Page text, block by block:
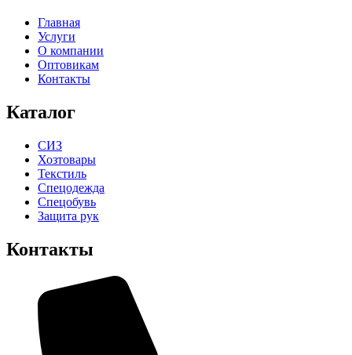
Главная
Услуги
О компании
Оптовикам
Контакты
Каталог
СИЗ
Хозтовары
Текстиль
Спецодежда
Спецобувь
Защита рук
Контакты